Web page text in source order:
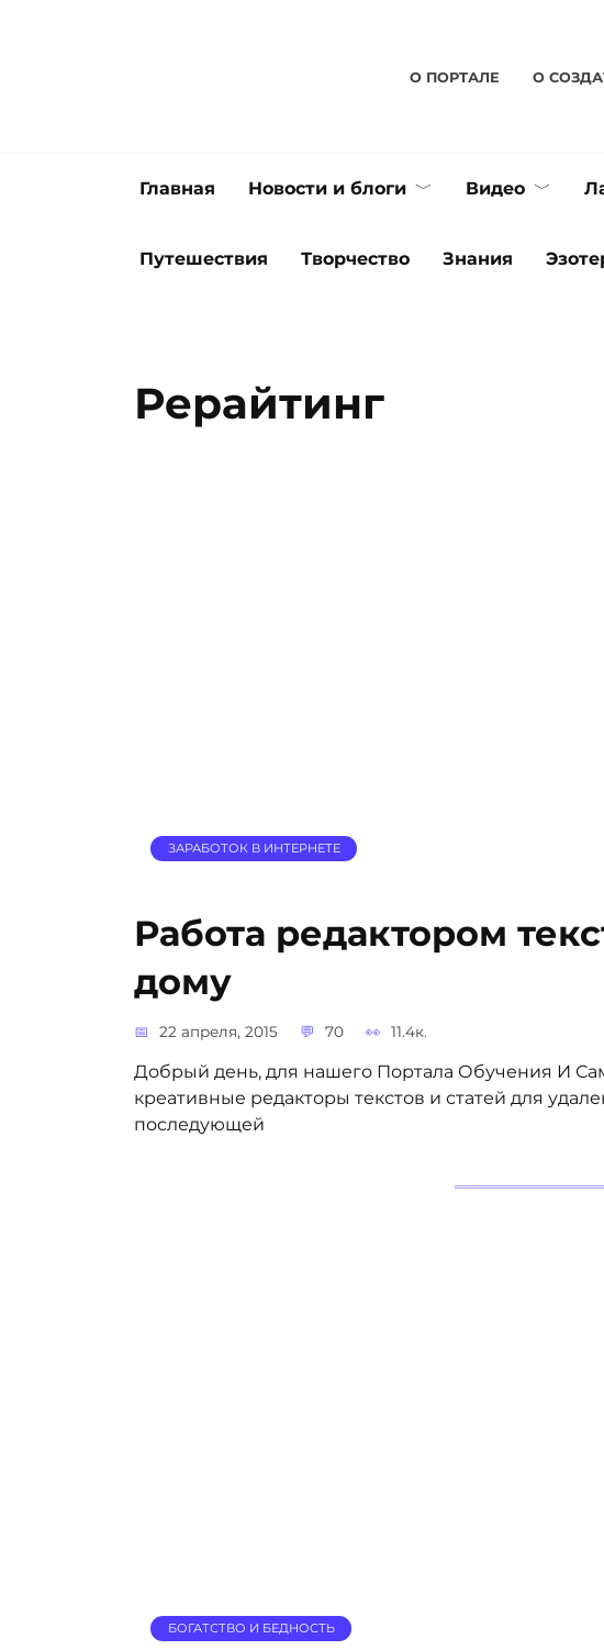
О ПОРТАЛЕ О
Главная Новости и блоги Видео
Путешествия Творчество Знания
Рерайтинг
ЗАРАБОТОК В ИНТЕРНЕТЕ
Работа редактором
дому
22 апреля, 2015 70 11.4к.
Добрый день, для нашего Портала Обучения И
креативные редакторы текстов и статей для
последующей
БОГАТСТВО И БЕДНОСТЬ